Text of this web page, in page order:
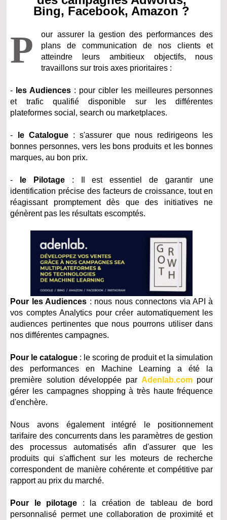
Bing, Facebook, Amazon ?
P
our assurer la gestion des performances des
plans de communication de nos clients et
atteindre leurs ambitieux objectifs, nous
travaillons sur trois axes prioritaires :
- les Audiences : pour cibler les meilleures personnes
et trafic qualifié disponible sur les différentes
plateformes social, search ou marketplaces.
- le Catalogue: s'assurer que nous redirigeons les
bonnes personnes, vers les bons produits et les bonnes
marques, au bon prix.
- le Pilotage : Il est essentiel de garantir une
identification précise des facteurs de croissance, tout en
réagissant promptement dès que des initiatives ne
génèrent pas les résultats escomptés.
Pour les Audiences : nous nous connectons via API à
vos comptes Analytics pour créer automatiquement les
audiences pertinentes que nous pourrons utiliser dans
nos différentes campagnes.
Pour le catalogue : le scoring de produit et la simulation
des performances en Machine Learning a été la
première solution développée parAdenlab.com pour
gérer les campagnes shopping à très haute fréquence
d'enchère.
Nous avons également intégré le positionnement
tarifaire des concurrents dans les paramètres de gestion
des processus automatisés afin d'assurer que les
produits qui s'affichent sur les moteurs de recherche
correspondent de manière cohérente et compétitive par
rapport au prix du marché.
Pour le pilotage : la création de tableau de bord
personnalisé permet une collaboration de proximité et